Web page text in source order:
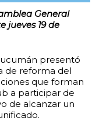
General
jueves 19 de
presentó
de reforma del
que forman
a participar de
de alcanzar un